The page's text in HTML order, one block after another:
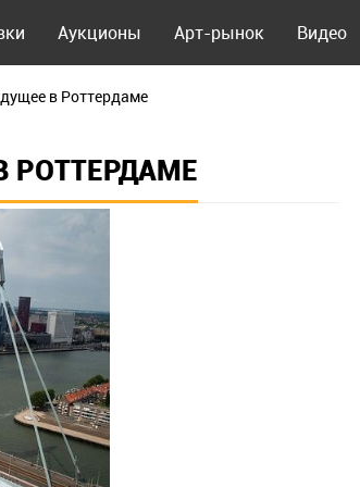
Аукционы Арт-рынок Видео
в Роттердаме
РОТТЕРДАМЕ